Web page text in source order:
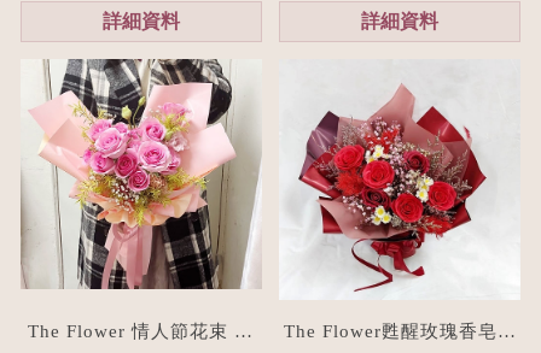
詳細資料 詳細資料
The Flower 情人節花束 15
The Flower甦醒玫瑰香皂花